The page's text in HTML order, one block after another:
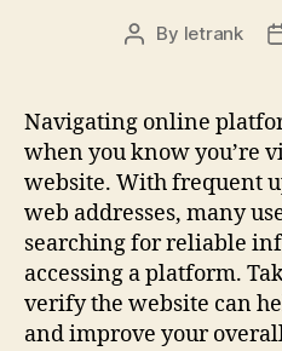
Post
By letrank
Navigating online
when you know you’re
website. With frequent
web addresses, many
searching for reliable
accessing a platform.
verify the website can
and improve your